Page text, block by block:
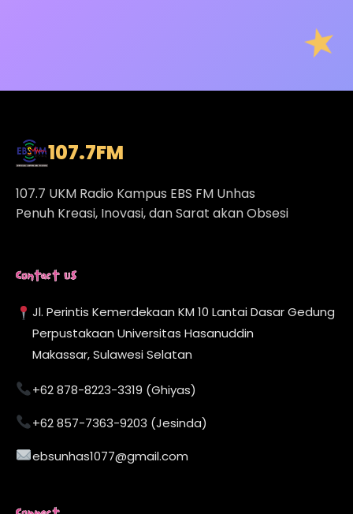
107.7FM
107.7 UKM Radio Kampus EBS FM Unhas
Penuh Kreasi, Inovasi, dan Sarat akan Obsesi
Contact Us
Jl. Perintis Kemerdekaan KM 10 Lantai Dasar Gedung
Perpustakaan Universitas Hasanuddin
Makassar, Sulawesi Selatan
+62 878-8223-3319 (Ghiyas)
+62 857-7363-9203 (Jesinda)
ebsunhas1077@gmail.com